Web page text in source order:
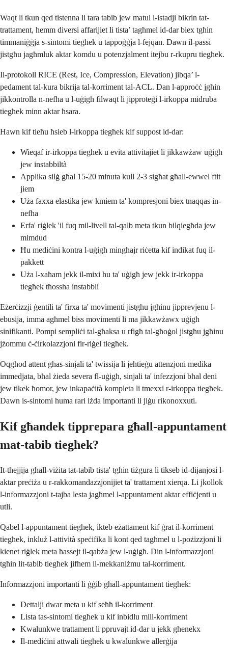
Waqt li tkun qed tistenna li tara tabib jew matul l-istadji bikrin tat-
trattament, hemm diversi affarijiet li tista’ tagħmel id-dar biex tgħin
timmaniġġja s-sintomi tiegħek u tappoġġja l-fejqan. Dawn il-passi
jistgħu jagħmluk aktar komdu u potenzjalment itejbu r-rkupru tiegħek.
Il-protokoll RICE (Rest, Ice, Compression, Elevation) jibqa’ l-
pedament tal-kura bikrija tal-korriment tal-ACL. Dan l-approċċ jgħin
jikkontrolla n-nefħa u l-uġigħ filwaqt li jipproteġi l-irkoppa midruba
tiegħek minn aktar ħsara.
Hawn kif tieħu ħsieb l-irkoppa tiegħek kif suppost id-dar:
Wieqaf ir-irkoppa tiegħek u evita attivitajiet li jikkawżaw uġigħ
jew instabbiltà
Applika silġ għal 15-20 minuta kull 2-3 sigħat għall-ewwel ftit
jiem
Uża faxxa elastika jew kmiem ta' kompresjoni biex tnaqqas in-
nefħa
Erfa' riġlek 'il fuq mil-livell tal-qalb meta tkun bilqiegħda jew
mimdud
Ħu mediċini kontra l-uġigħ mingħajr riċetta kif indikat fuq il-
pakkett
Uża l-xaħam jekk il-mixi hu ta' uġigħ jew jekk ir-irkoppa
tiegħek tħossha instabbli
Eżerċizzji ġentili ta' firxa ta' movimenti jistgħu jgħinu jipprevjenu l-
ebusija, imma agħmel biss movimenti li ma jikkawżawx uġigħ
sinifikanti. Pompi sempliċi tal-għaksa u rfigħ tal-għoġol jistgħu jgħinu
jżommu ċ-ċirkolazzjoni fir-riġel tiegħek.
Oqgħod attent għas-sinjali ta' twissija li jeħtieġu attenzjoni medika
immedjata, bħal żieda severa fl-uġigħ, sinjali ta' infezzjoni bħal deni
jew tikek ħomor, jew inkapaċità kompleta li tmexxi r-irkoppa tiegħek.
Dawn is-sintomi huma rari iżda importanti li jiġu rikonoxxuti.
Kif għandek tipprepara għall-appuntament
mat-tabib tiegħek?
It-tħejjija għall-viżita tat-tabib tista' tgħin tiżgura li tikseb id-dijanjosi l-
aktar preċiża u r-rakkomandazzjonijiet ta' trattament xierqa. Li jkollok
l-informazzjoni t-tajba lesta jagħmel l-appuntament aktar effiċjenti u
utli.
Qabel l-appuntament tiegħek, ikteb eżattament kif ġrat il-korriment
tiegħek, inkluż l-attività speċifika li kont qed tagħmel u l-pożizzjoni li
kienet riġlek meta ħassejt il-qabża jew l-uġigħ. Din l-informazzjoni
tgħin lit-tabib tiegħek jifhem il-mekkaniżmu tal-korriment.
Informazzjoni importanti li ġġib għall-appuntament tiegħek:
Dettalji dwar meta u kif seħħ il-korriment
Lista tas-sintomi tiegħek u kif inbidlu mill-korriment
Kwalunkwe trattament li ppruvajt id-dar u jekk għenekx
Il-mediċini attwali tiegħek u kwalunkwe allerġija